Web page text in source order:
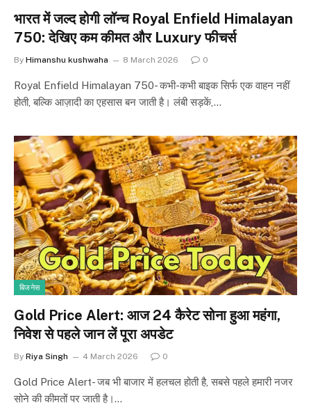
भारत में जल्द होगी लॉन्च Royal Enfield Himalayan
750: देखिए कम कीमत और Luxury फीचर्स
By Himanshu kushwaha 8 March 2026 0
Royal Enfield Himalayan 750- कभी-कभी बाइक सिर्फ एक वाहन नहीं
होती, बल्कि आज़ादी का एहसास बन जाती है। लंबी सड़कें,…
बिजनेस
Gold Price Alert: आज 24 कैरेट सोना हुआ महंगा,
निवेश से पहले जान लें पूरा अपडेट
By Riya Singh 4 March 2026 0
Gold Price Alert- जब भी बाजार में हलचल होती है, सबसे पहले हमारी नजर
सोने की कीमतों पर जाती है।…